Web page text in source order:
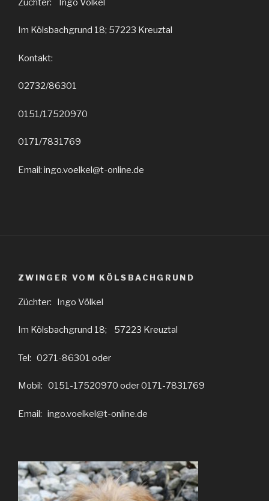
Züchter: Ingo Völkel
Im Kölsbachgrund 18; 57223 Kreuztal
Kontakt:
02732/86301
0151/17520970
0171/7831769
Email: ingo.voelkel@t-online.de
ZWINGER VOM KÖLSBACHGRUND
Züchter: Ingo Völkel
Im Kölsbachgrund 18; 57223 Kreuztal
Tel: 0271-86301 oder
Mobil: 0151-17520970 oder 0171-7831769
Email: ingo.voelkel@t-online.de